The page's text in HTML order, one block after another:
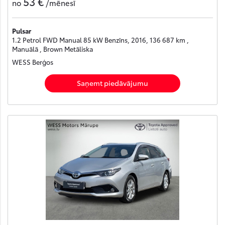
no /mēnesī
Pulsar
1.2 Petrol FWD Manual 85 kW Benzīns, 2016, 136 687 km ,
Manuālā , Brown Metāliska
WESS Berģos
Saņemt piedāvājumu